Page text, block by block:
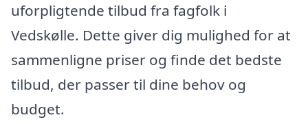
uforpligtende tilbud fra fagfolk i
Vedskølle. Dette giver dig mulighed for at
sammenligne priser og finde det bedste
tilbud, der passer til dine behov og
budget.